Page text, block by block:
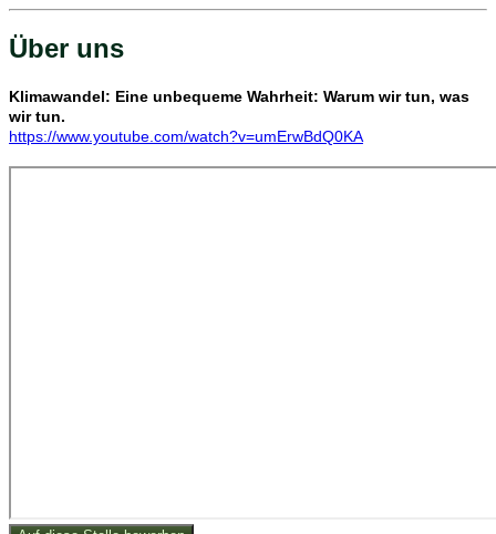
Über uns
Klimawandel: Eine unbequeme Wahrheit: Warum wir tun, was
wir tun.
https://www.youtube.com/watch?v=umErwBdQ0KA